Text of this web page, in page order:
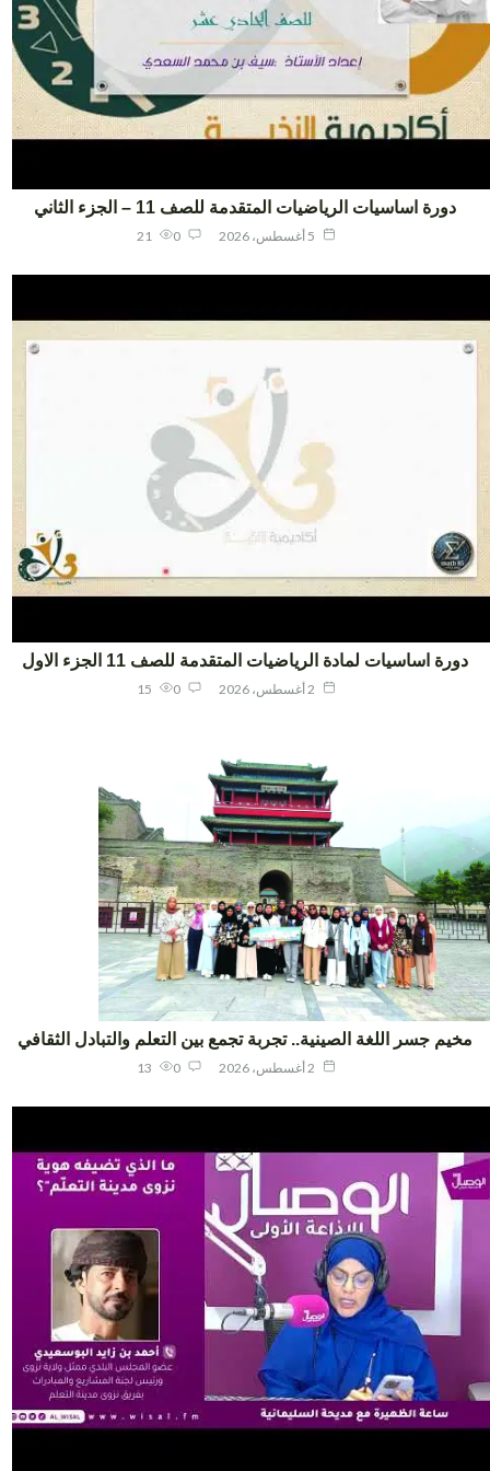
دورة اساسيات الرياضيات المتقدمة للصف 11 – الجزء الثاني
21
اساسيات لمادة الرياضيات المتقدمة للصف 11 الجزء الاول
15
جسر اللغة الصينية.. تجربة تجمع بين التعلم والتبادل الثقافي
13